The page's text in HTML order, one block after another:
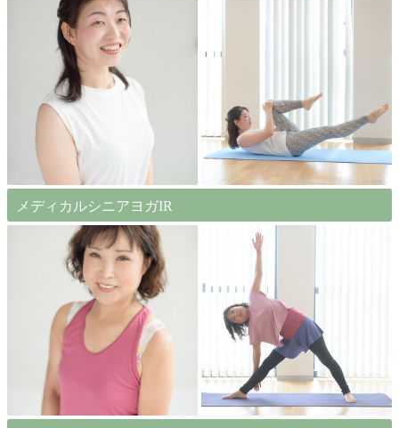
メディカルシニアヨガIR